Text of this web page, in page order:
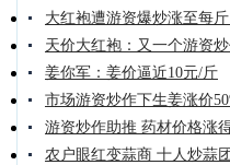
大红袍遭游资爆炒涨至每
天价大红袍：又一个游资
姜你军：姜价逼近10元/斤
市场游资炒作下生姜涨价
游资炒作助推 药材价格涨
农户眼红变蒜商 十人炒蒜